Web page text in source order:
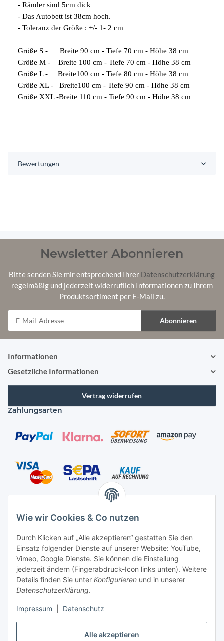
Alle akzeptieren
Wie wir Cookies & Co nutzen
Durch Klicken auf „Alle akzeptieren“ gestatten Sie den
Einsatz folgender Dienste auf unserer Website: YouTube,
Vimeo, Google Dienste. Sie können die Einstellung
jederzeit ändern (Fingerabdruck-Icon links unten). Weitere
Details finden Sie unter Konfigurieren und in unserer
Datenschutzerklärung.
Impressum Datenschutz
- Ränder sind 5cm dick
- Das Autobett ist 38cm hoch.
- Toleranz der Größe : +/- 1- 2 cm
Größe S - Breite 90 cm - Tiefe 70 cm - Höhe 38 cm
Größe M - Breite 100 cm - Tiefe 70 cm - Höhe 38 cm
Größe L - Breite100 cm - Tiefe 80 cm - Höhe 38 cm
Größe XL - Breite100 cm - Tiefe 90 cm - Höhe 38 cm
Größe XXL -Breite 110 cm - Tiefe 90 cm - Höhe 38 cm
Bewertungen
Newsletter Abonnieren
Bitte senden Sie mir entsprechend Ihrer Datenschutzerklärung
regelmäßig und jederzeit widerruflich Informationen zu Ihrem
Produktsortiment per E-Mail zu.
Abonnieren
Informationen
Gesetzliche Informationen
Vertrag widerrufen
Zahlungsarten
Kontakt
Mayaadi Home
Max-Planck-Str. 34
61184 Karben
Deutschland